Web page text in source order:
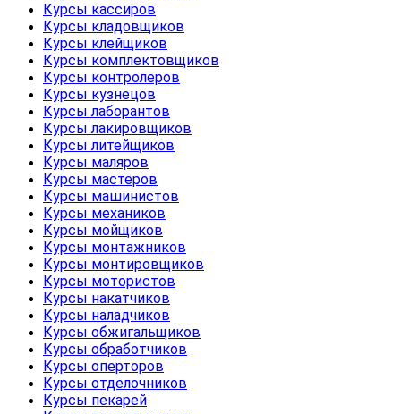
Курсы кассиров
Курсы кладовщиков
Курсы клейщиков
Курсы комплектовщиков
Курсы контролеров
Курсы кузнецов
Курсы лаборантов
Курсы лакировщиков
Курсы литейщиков
Курсы маляров
Курсы мастеров
Курсы машинистов
Курсы механиков
Курсы мойщиков
Курсы монтажников
Курсы монтировщиков
Курсы мотористов
Курсы накатчиков
Курсы наладчиков
Курсы обжигальщиков
Курсы обработчиков
Курсы оперторов
Курсы отделочников
Курсы пекарей